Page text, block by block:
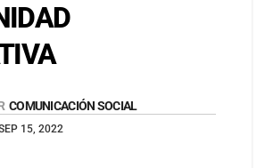
COMUNICACIÓN SOCIAL
15, 2022